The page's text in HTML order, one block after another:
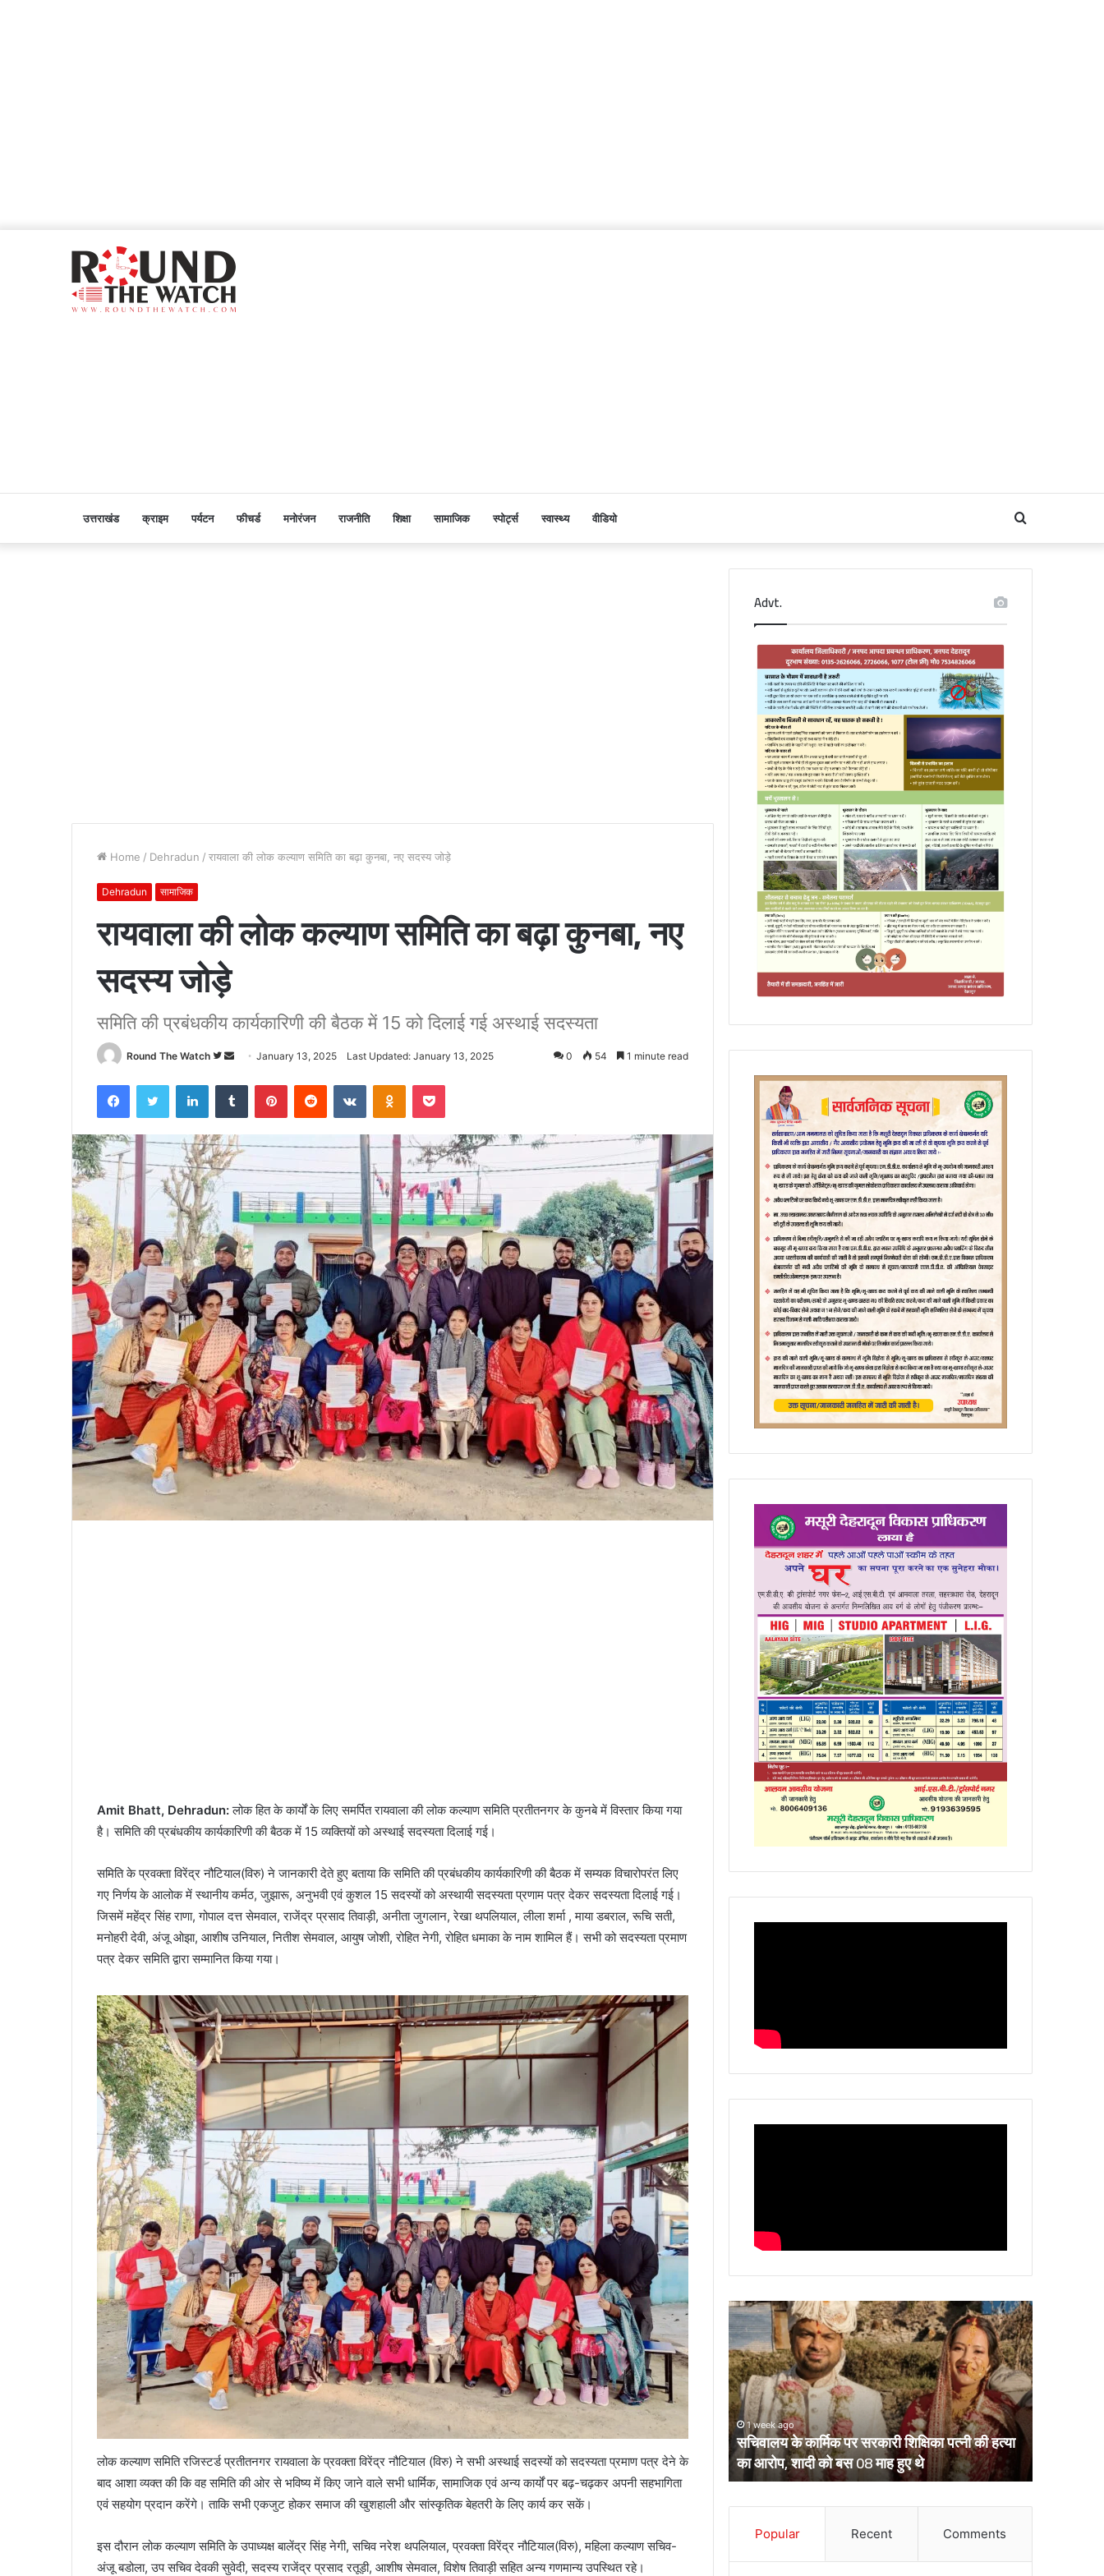
उत्तराखंड क्राइम पर्यटन फीचर्ड मनोरंजन राजनीति शिक्षा सामाजिक स्पोर्ट्स स्वास्थ्य वीडियो Search
for
Home / Dehradun / रायवाला की लोक कल्याण समिति का बढ़ा कुनबा, नए सदस्य जोड़े
Dehradun सामाजिक
रायवाला की लोक कल्याण समिति का बढ़ा कुनबा, नए
सदस्य जोड़े
समिति की प्रबंधकीय कार्यकारिणी की बैठक में 15 को दिलाई गई अस्थाई सदस्यता
Round The Watch
Follow
Twitter
SendJanuary 13, 2025 Last Updated: January 13, 2025 0 54 1 minute read
FacebookTwitter LinkedInTumblr PinterestReddit VKontakteOdnoklassniki
Pocket
Amit Bhatt, Dehradun:लोक हित के कार्यों के लिए समर्पित रायवाला की लोक कल्याण समिति प्रतीतनगर के कुनबे में विस्तार किया गया
है। समिति की प्रबंधकीय कार्यकारिणी की बैठक में 15 व्यक्तियों को अस्थाई सदस्यता दिलाई गई।
समिति के प्रवक्ता विरेंद्र नौटियाल(विरु) ने जानकारी देते हुए बताया कि समिति की प्रबंधकीय कार्यकारिणी की बैठक में सम्यक विचारोपरंत लिए
गए निर्णय के आलोक में स्थानीय कर्मठ, जुझारू, अनुभवी एवं कुशल 15 सदस्यों को अस्थायी सदस्यता प्रणाम पत्र देकर सदस्यता दिलाई गई।
जिसमें महेंद्र सिंह राणा, गोपाल दत्त सेमवाल, राजेंद्र प्रसाद तिवाड़ी, अनीता जुगलान, रेखा थपलियाल, लीला शर्मा , माया डबराल, रूचि सती,
मनोहरी देवी, अंजू ओझा, आशीष उनियाल, नितीश सेमवाल, आयुष जोशी, रोहित नेगी, रोहित धमाका के नाम शामिल हैं। सभी को सदस्यता प्रमाण
पत्र देकर समिति द्वारा सम्मानित किया गया।
लोक कल्याण समिति रजिस्टर्ड प्रतीतनगर रायवाला के प्रवक्ता विरेंद्र नौटियाल (विरु) ने सभी अस्थाई सदस्यों को सदस्यता प्रमाण पत्र देने के
बाद आशा व्यक्त की कि वह समिति की ओर से भविष्य में किए जाने वाले सभी धार्मिक, सामाजिक एवं अन्य कार्यों पर बढ़-चढ़कर अपनी सहभागिता
एवं सहयोग प्रदान करेंगे। ताकि सभी एकजुट होकर समाज की खुशहाली और सांस्कृतिक बेहतरी के लिए कार्य कर सकें।
इस दौरान लोक कल्याण समिति के उपाध्यक्ष बालेंद्र सिंह नेगी, सचिव नरेश थपलियाल, प्रवक्ता विरेंद्र नौटियाल(विरु), महिला कल्याण सचिव-
अंजू बडोला, उप सचिव देवकी सुवेदी, सदस्य राजेंद्र प्रसाद रतूड़ी, आशीष सेमवाल, विशेष तिवाड़ी सहित अन्य गणमान्य उपस्थित रहे।
Advt.
संग की हत्या
आईटीबीपी
जवान
ने
नर्स
को
इतना
झूल
गई
फंदे
दर्ज
March 19, 2026
आईटीबीपी जवान ने नर्स को इतना तंग किया कि झूल गई
फंदे से, मुकदमा दर्ज
कल
दून
की
इन
सड़कों
पर
चलना
बेहतर,
रोके
जाएंगे
वाहन
November 8, 2023
कल दून की इन सड़कों पर न चलना ही बेहतर, रोके जाएंगे
वाहन
सचिवालय
के
कार्मिक
पर
सरकारी
शिक्षिका
पत्नी
की
हत्या
का
आरोप,
माह
1 week ago
सचिवालय के कार्मिक पर सरकारी शिक्षिका पत्नी की हत्या
का आरोप, शादी को बस 08 माह हुए थे
उत्तराखंड
के
दो
आईपीएस
पहुंचे
हाईकोर्ट,
आईजी
भेजे
Popular Recent Comments